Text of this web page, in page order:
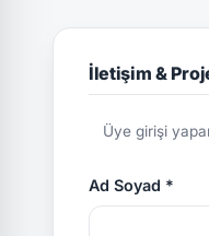
İletişim &
Üye girişi
Ad Soyad *